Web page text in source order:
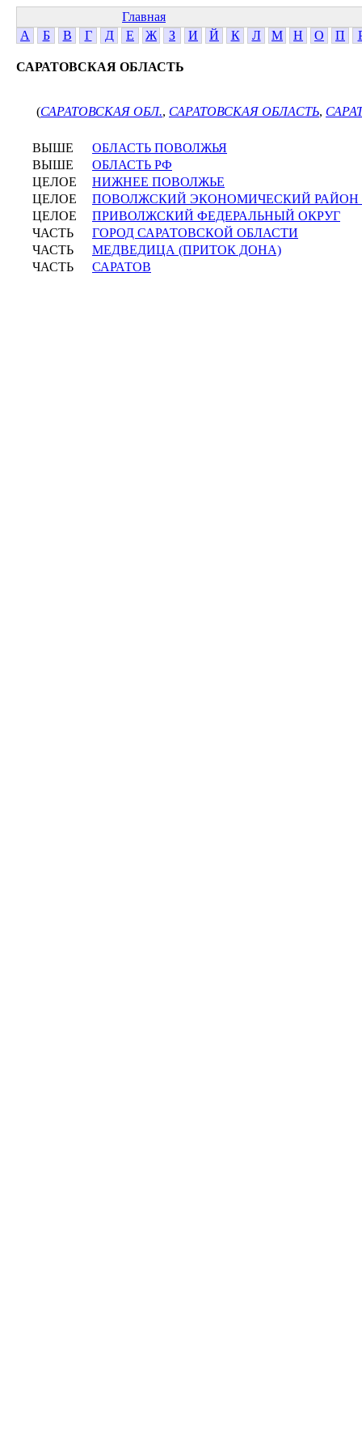
Главная
А
Б В Г Д Е Ж З И Й К Л М Н О П
САРАТОВСКАЯ ОБЛАСТЬ
(САРАТОВСКАЯ ОБЛ., САРАТОВСКАЯ ОБЛАСТЬ,
ВЫШЕ
ОБЛАСТЬ ПОВОЛЖЬЯ
ВЫШЕ
ОБЛАСТЬ РФ
ЦЕЛОЕ
НИЖНЕЕ ПОВОЛЖЬЕ
ЦЕЛОЕ
ПОВОЛЖСКИЙ ЭКОНОМИЧЕСКИЙ РАЙОН
ЦЕЛОЕ
ПРИВОЛЖСКИЙ ФЕДЕРАЛЬНЫЙ ОКРУГ
ЧАСТЬ
ГОРОД САРАТОВСКОЙ ОБЛАСТИ
ЧАСТЬ
МЕДВЕДИЦА (ПРИТОК ДОНА)
ЧАСТЬ
САРАТОВ